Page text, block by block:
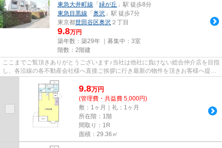
東急大井町線 「 緑が丘 」駅 徒歩8分
東急目黒線 「 奥沢 」駅 徒歩7分
東京都世田谷区奥沢 ２丁目
9.8万円
築年数：築29年 ｜募集中： 3室
階数：2階建
ここまでご覧頂きありがとうございます♪当社は他社に負けない総合仲介店を目指
し、各沿線の各不動産会社様へ直接ご挨拶に行き最新の物件を頂きお客様へ提供
しております！最新の情報は...
9.8万円
(管理費・共益費 5,000円)
敷：1ヶ月｜礼：1ヶ月
所在階：1階
間取り：1R
面積：29.36㎡